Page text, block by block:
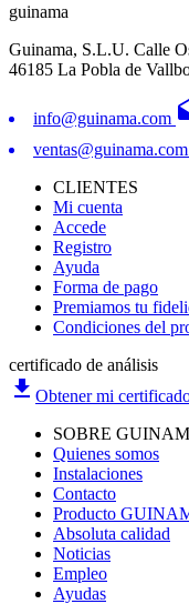
guinama
Guinama, S.L.U. Calle
46185 La Pobla de
info@guinama.com
ventas@guinama.com
CLIENTES
Mi cuenta
Accede
Registro
Ayuda
Forma de pago
Premiamos tu
Condiciones del
certificado de análisis
file_download Obtener mi
SOBRE
Quienes somos
Instalaciones
Contacto
Producto
Absoluta calidad
Noticias
Empleo
Ayudas